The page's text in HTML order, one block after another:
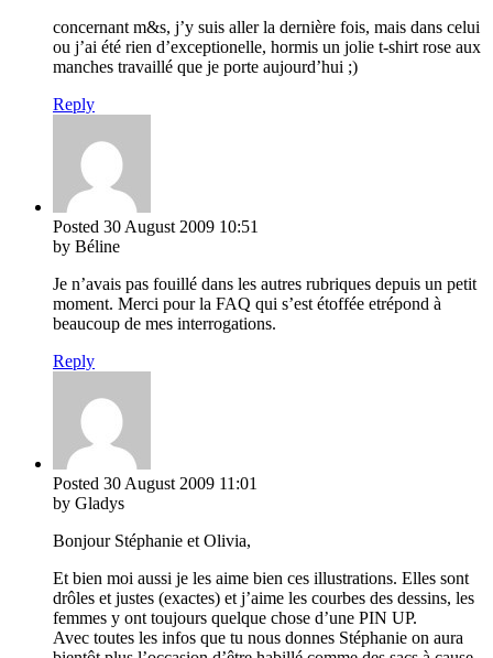
concernant m&s, j’y suis aller la dernière fois, mais dans celui
ou j’ai été rien d’exceptionelle, hormis un jolie t-shirt rose aux
manches travaillé que je porte aujourd’hui ;)
Reply
Posted 30 August 2009 10:51
by Béline
Je n’avais pas fouillé dans les autres rubriques depuis un petit
moment. Merci pour la FAQ qui s’est étoffée etrépond à
beaucoup de mes interrogations.
Reply
Posted 30 August 2009 11:01
by Gladys
Bonjour Stéphanie et Olivia,
Et bien moi aussi je les aime bien ces illustrations. Elles sont
drôles et justes (exactes) et j’aime les courbes des dessins, les
femmes y ont toujours quelque chose d’une PIN UP.
Avec toutes les infos que tu nous donnes Stéphanie on aura